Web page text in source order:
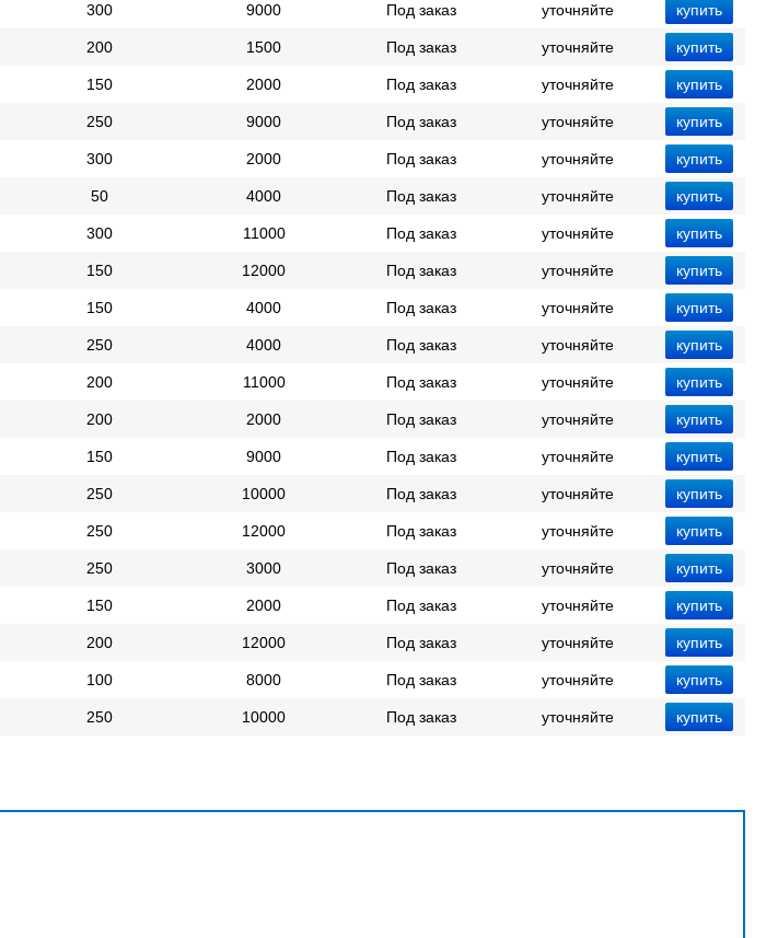
300 9000 Под заказ уточняйте
200 1500 Под заказ уточняйте
150 2000 Под заказ уточняйте
250 9000 Под заказ уточняйте
300 2000 Под заказ уточняйте
50 4000 Под заказ уточняйте
300 11000 Под заказ уточняйте
150 12000 Под заказ уточняйте
150 4000 Под заказ уточняйте
250 4000 Под заказ уточняйте
200 11000 Под заказ уточняйте
200 2000 Под заказ уточняйте
150 9000 Под заказ уточняйте
250 10000 Под заказ уточняйте
250 12000 Под заказ уточняйте
250 3000 Под заказ уточняйте
150 2000 Под заказ уточняйте
200 12000 Под заказ уточняйте
100 8000 Под заказ уточняйте
250 10000 Под заказ уточняйте